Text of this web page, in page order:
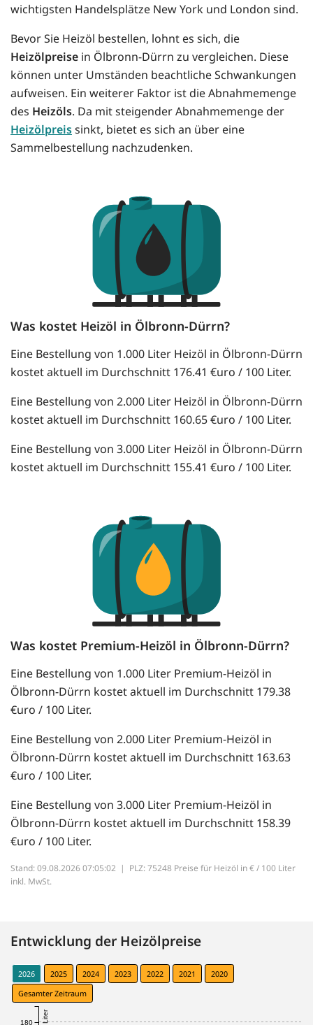
wichtigsten Handelsplätze New York und London sind.
Bevor Sie Heizöl bestellen, lohnt es sich, die
Heizölpreise in Ölbronn-Dürrn zu vergleichen. Diese
können unter Umständen beachtliche Schwankungen
aufweisen. Ein weiterer Faktor ist die Abnahmemenge
des Heizöls. Da mit steigender Abnahmemenge der
Heizölpreissinkt, bietet es sich an über eine
Sammelbestellung nachzudenken.
Was kostet Heizöl in Ölbronn-Dürrn?
Eine Bestellung von 1.000 Liter Heizöl in Ölbronn-Dürrn
kostet aktuell im Durchschnitt 176.41 €uro / 100 Liter.
Eine Bestellung von 2.000 Liter Heizöl in Ölbronn-Dürrn
kostet aktuell im Durchschnitt 160.65 €uro / 100 Liter.
Eine Bestellung von 3.000 Liter Heizöl in Ölbronn-Dürrn
kostet aktuell im Durchschnitt 155.41 €uro / 100 Liter.
Was kostet Premium-Heizöl in Ölbronn-Dürrn?
Eine Bestellung von 1.000 Liter Premium-Heizöl in
Ölbronn-Dürrn kostet aktuell im Durchschnitt 179.38
€uro / 100 Liter.
Eine Bestellung von 2.000 Liter Premium-Heizöl in
Ölbronn-Dürrn kostet aktuell im Durchschnitt 163.63
€uro / 100 Liter.
Eine Bestellung von 3.000 Liter Premium-Heizöl in
Ölbronn-Dürrn kostet aktuell im Durchschnitt 158.39
€uro / 100 Liter.
Stand: 09.08.2026 07:05:02 | PLZ: 75248 Preise für Heizöl in € / 100 Liter
inkl. MwSt.
Entwicklung der Heizölpreise
2026 2025 2024 2023 2022 2021
2020
Gesamter Zeitraum
180